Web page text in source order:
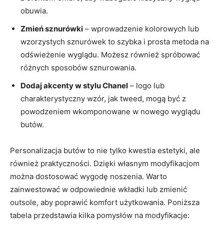
obuwia.
Zmień sznurówki – wprowadzenie kolorowych lub
wzorzystych sznurówek to szybka i prosta metoda na
odświeżenie wyglądu. Możesz również spróbować
różnych sposobów sznurowania.
Dodaj akcenty w stylu Chanel – logo lub
charakterystyczny wzór, jak tweed, mogą być z
powodzeniem wkomponowane w nowego wyglądu
butów.
Personalizacja butów to nie tylko kwestia estetyki, ale
również praktyczności. Dzięki własnym modyfikacjom
można dostosować wygodę noszenia. Warto
zainwestować w odpowiednie wkładki lub zmienić
outsole, aby poprawić komfort użytkowania. Poniższa
tabela przedstawia kilka pomysłów na modyfikacje: